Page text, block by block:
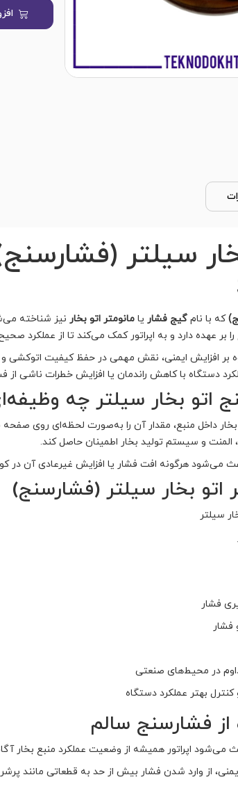
سیلتر
که با نام گیج فشاریا مانومتر اتو بخارنیز شناخته
بر عهده دارد و به اپراتور کمک می‌کند تا از عملکرد
بر افزایش ایمنی، نقش مهمی در حفظ کیفیت
دستگاه با کاهش راندمان یا افزایش خطرات ناشی از
اتو بخار سیلتر چه
بخار داخل منبع، مقدار آن را به‌صورت لحظه‌ای روی
و سیستم تولید بخار اطمینان حاصل کند.
می‌شود هرگونه افت فشار یا افزایش غیرعادی آن در
اتو بخار سیلتر (فشارسنج)
سیلتر
فشار
فشار
در محیط‌های صنعتی
بهتر عملکرد دستگاه
از فشارسنج سالم
اپراتور همیشه از وضعیت عملکرد منبع بخار
از وارد شدن فشار بیش از حد به قطعاتی مانند